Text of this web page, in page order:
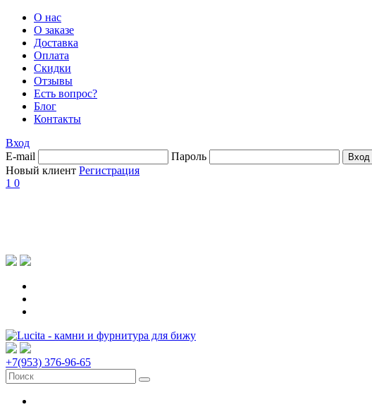
О нас
О заказе
Доставка
Оплата
Скидки
Отзывы
Есть вопрос?
Блог
Контакты
Вход
E-mail
Пароль
Новый клиент Регистрация
1 0
+7(953) 376-96-65